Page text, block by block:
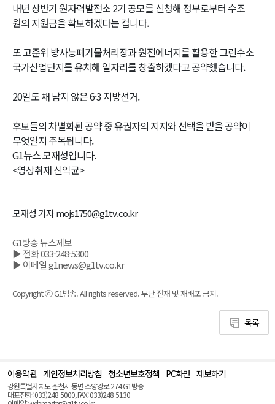
내년 상반기 원자력발전소 2기 공모를 신청해 정부로부터 수조
원의 지원금을 확보하겠다는 겁니다.
또 고준위 방사능폐기물처리장과 원전에너지를 활용한 그린수소
국가산업단지를 유치해 일자리를 창출하겠다고 공약했습니다.
20일도 채 남지 않은 6·3 지방선거.
후보들의 차별화된 공약 중 유권자의 지지와 선택을 받을 공약이
무엇일지 주목됩니다.
G1뉴스 모재성입니다.
<영상취재 신익균>
모재성 기자 mojs1750@g1tv.co.kr
G1방송 뉴스제보
▶ 전화 033-248-5300
▶ 이메일 g1news@g1tv.co.kr
Copyright ⓒ G1방송. All rights reserved. 무단 전재 및 재배포 금지.
목록
이용약관 개인정보처리방침 청소년보호정책 PC화면 제보하기
강원특별자치도 춘천시 동면 소양강로 274 G1방송
대표전화: 033)248-5000, FAX: 033)248-5130